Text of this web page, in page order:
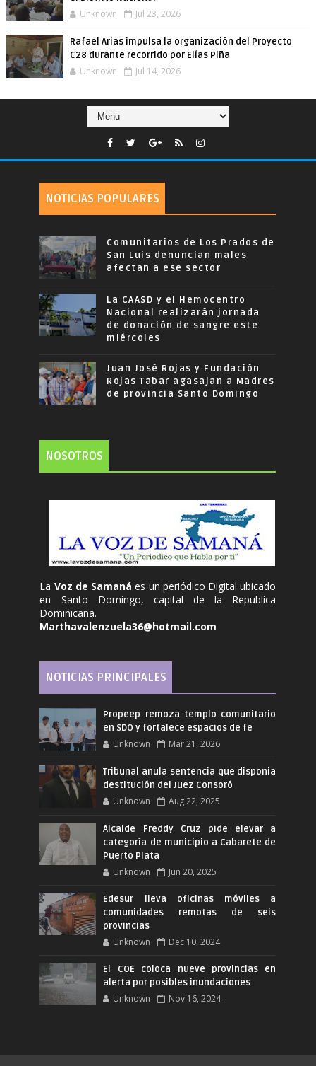
Unknown Jul 23, 2026
Rafael Arias impulsa la organización del Proyecto
C28 durante recorrido por Elías Piña
Unknown Jul 14, 2026
NOTICIAS POPULARES
Comunitarios de Los Prados de
San Luis denuncian males
afectan a ese sector
La CAASD y el Hemocentro
Nacional realizarán jornada
de donación de sangre este
miércoles
Juan José Rojas y Fundación
Rojas Tabar agasajan a Madres
de provincia Santo Domingo
NOSOTROS
La Voz de Samanáes un periódico Digital ubicado
en Santo Domingo, capital de la Republica
Dominicana.
Marthavalenzuela36@hotmail.com
NOTICIAS PRINCIPALES
Propeep remoza templo comunitario
en SDO y fortalece espacios de fe
Unknown Mar 21, 2026
Tribunal anula sentencia que disponia
destitución del Juez Consoró
Unknown Aug 22, 2025
Alcalde Freddy Cruz pide elevar a
categoría de municipio a Cabarete de
Puerto Plata
Unknown Jun 20, 2025
Edesur lleva oficinas móviles a
comunidades remotas de seis
provincias
Unknown Dec 10, 2024
El COE coloca nueve provincias en
alerta por posibles inundaciones
Unknown Nov 16, 2024